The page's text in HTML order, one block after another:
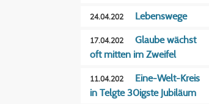
24.04.202 Lebenswege
17.04.202
Glaube wächst
oft mitten im Zweifel
11.04.202
Eine-Welt-Kreis
in Telgte 30igste Jubiläum